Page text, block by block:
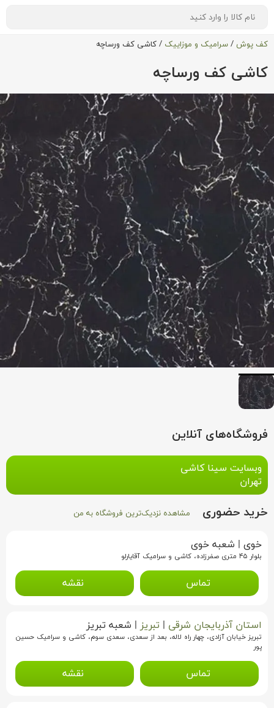
کف پوش / سرامیک و موزاییک / کاشی کف ورساچه
کاشی کف ورساچه
فروشگاه‌های آنلاین
وبسایت سینا کاشی
تهران
خرید حضوری مشاهده نزدیک‌ترین فروشگاه به من
خوی | شعبه خوی
بلوار ۴۵ متری صفرزاده، کاشی و سرامیک آقایارلو
تماس نقشه
استان آذربایجان شرقی | تبریز | شعبه تبریز
تبریز خیابان آزادی، چهار راه لاله، بعد از سعدی، سعدی سوم، کاشی و سرامیک حسین
پور
تماس نقشه